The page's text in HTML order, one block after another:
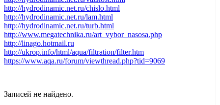
http://hydrodinamic.net.ru/chislo.html
http://hydrodinamic.net.ru/lam.html
http://hydrodinamic.net.ru/turb.html
http://www.megatechnika.ru/art_vybor_nasosa.php
http://linago.hotmail.ru
http://ukrop.info/html/aqua/filtration/filter.htm
https://www.aqa.ru/forum/viewthread.php?tid=9069
Записей не найдено.